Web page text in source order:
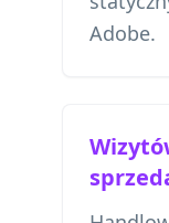
Adobe.